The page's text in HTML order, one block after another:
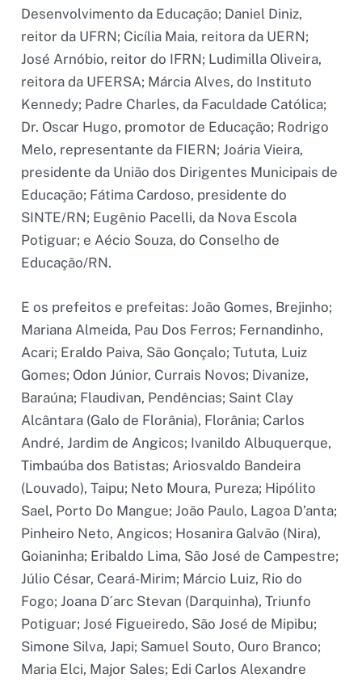
Desenvolvimento da Educação; Daniel Diniz,
reitor da UFRN; Cicília Maia, reitora da UERN;
José Arnóbio, reitor do IFRN; Ludimilla Oliveira,
reitora da UFERSA; Márcia Alves, do Instituto
Kennedy; Padre Charles, da Faculdade Católica;
Dr. Oscar Hugo, promotor de Educação; Rodrigo
Melo, representante da FIERN; Joária Vieira,
presidente da União dos Dirigentes Municipais de
Educação; Fátima Cardoso, presidente do
SINTE/RN; Eugênio Pacelli, da Nova Escola
Potiguar; e Aécio Souza, do Conselho de
Educação/RN.
E os prefeitos e prefeitas: João Gomes, Brejinho;
Mariana Almeida, Pau Dos Ferros; Fernandinho,
Acari; Eraldo Paiva, São Gonçalo; Tututa, Luiz
Gomes; Odon Júnior, Currais Novos; Divanize,
Baraúna; Flaudivan, Pendências; Saint Clay
Alcântara (Galo de Florânia), Florânia; Carlos
André, Jardim de Angicos; Ivanildo Albuquerque,
Timbaúba dos Batistas; Ariosvaldo Bandeira
(Louvado), Taipu; Neto Moura, Pureza; Hipólito
Sael, Porto Do Mangue; João Paulo, Lagoa D’anta;
Pinheiro Neto, Angicos; Hosanira Galvão (Nira),
Goianinha; Eribaldo Lima, São José de Campestre;
Júlio César, Ceará-Mirim; Márcio Luiz, Rio do
Fogo; Joana D´arc Stevan (Darquinha), Triunfo
Potiguar; José Figueiredo, São José de Mipibu;
Simone Silva, Japi; Samuel Souto, Ouro Branco;
Maria Elci, Major Sales; Edi Carlos Alexandre